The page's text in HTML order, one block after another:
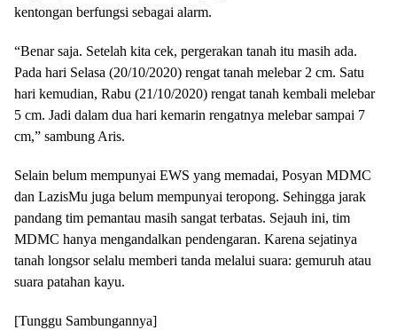
kentongan berfungsi sebagai alarm.
“Benar saja. Setelah kita cek, pergerakan tanah itu masih ada.
Pada hari Selasa (20/10/2020) rengat tanah melebar 2 cm. Satu
hari kemudian, Rabu (21/10/2020) rengat tanah kembali melebar
5 cm. Jadi dalam dua hari kemarin rengatnya melebar sampai 7
cm,” sambung Aris.
Selain belum mempunyai EWS yang memadai, Posyan MDMC
dan LazisMu juga belum mempunyai teropong. Sehingga jarak
pandang tim pemantau masih sangat terbatas. Sejauh ini, tim
MDMC hanya mengandalkan pendengaran. Karena sejatinya
tanah longsor selalu memberi tanda melalui suara: gemuruh atau
suara patahan kayu.
[Tunggu Sambungannya]